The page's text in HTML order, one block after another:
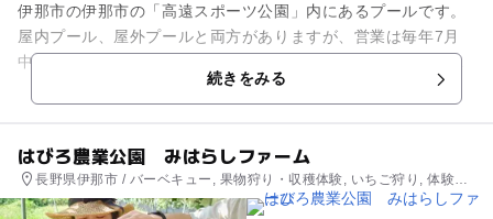
伊那市の伊那市の「高遠スポーツ公園」内にあるプールです。
屋内プール、屋外プールと両方がありますが、営業は毎年7月
中旬から8月下旬までとなっているので注意が必要です。 屋内
続きをみる
はびろ農業公園 みはらしファーム
長野県伊那市 / バーベキュー, 果物狩り・収穫体験, いちご狩り, 体験施
設, 自然体験・アクティビティ